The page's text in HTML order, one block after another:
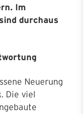
Im
durchaus
Neuerung
Die viel